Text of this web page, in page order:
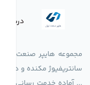
درباره
مجموعه هایپر صنعت
سانتریفیوژ مکنده و